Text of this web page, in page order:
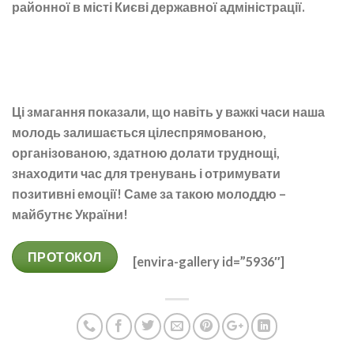
районної в місті Києві державної адміністрації.
Ці змагання показали, що навіть у важкі часи наша
молодь залишається цілеспрямованою,
організованою, здатною долати труднощі,
знаходити час для тренувань і отримувати
позитивні емоції! Саме за такою молоддю –
майбутнє України!
ПРОТОКОЛ [envira-gallery id=”5936″]